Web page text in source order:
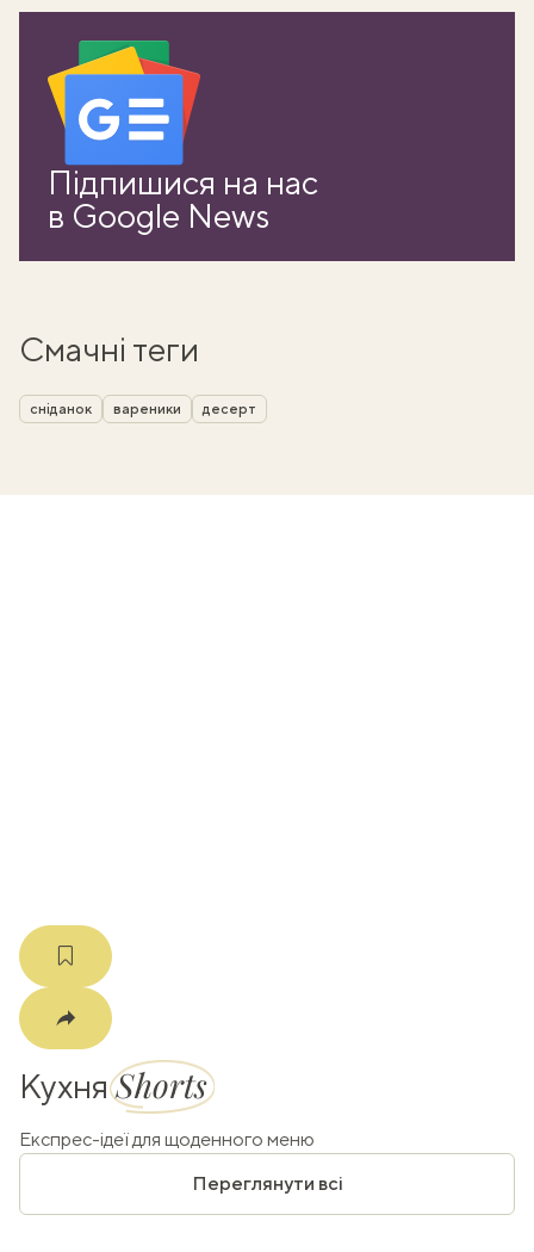
Підпишися на нас
в Google News
Смачні теги
сніданок вареники десерт
КухняShorts
Експрес-ідеї для щоденного меню
Переглянути всі